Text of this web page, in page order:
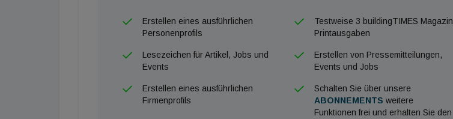
Erstellen eines ausführlichen
Personenprofils
Testweise 3 buildingTIMES Magazin
Printausgaben
Lesezeichen für Artikel, Jobs und
Events
Erstellen von Pressemitteilungen,
Events und Jobs
Erstellen eines ausführlichen
Firmenprofils
Schalten Sie über unsere
ABONNEMENTS weitere
Funktionen frei und erhalten Sie den